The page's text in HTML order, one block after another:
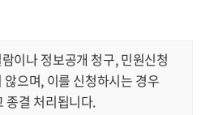
이나 정보공개 청구, 민원신청
으며, 이를 신청하시는 경우
종결 처리됩니다.